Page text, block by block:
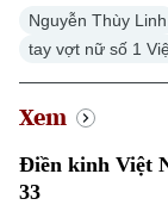
Nguyễn Thùy Linh
tay vợt nữ số 1
Xem
Điền kinh Việt
33